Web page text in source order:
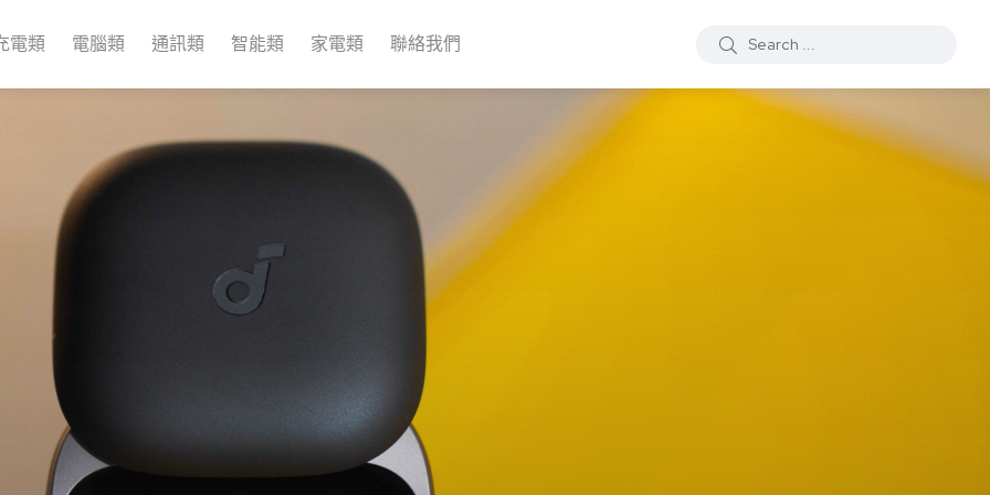
電類 電腦類 通訊類 智能類 家電類 聯絡我們